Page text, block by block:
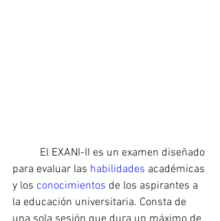
para evaluar las habilidades académicas
y los conocimientos de los aspirantes a
la educación universitaria. Consta de